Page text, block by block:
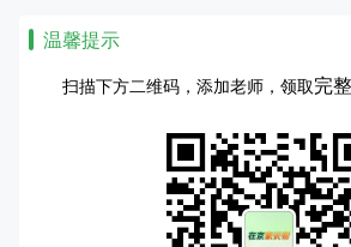
温馨提示
扫描下方二维码，添加老师，领取完